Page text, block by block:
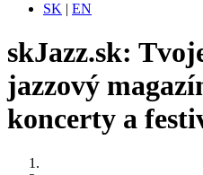
SK | EN
skJazz.sk:
jazzový
koncerty a